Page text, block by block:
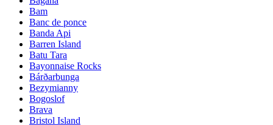
Bam
Banc de ponce
Banda Api
Barren Island
Batu Tara
Bayonnaise Rocks
Bárðarbunga
Bezymianny
Bogoslof
Brava
Bristol Island